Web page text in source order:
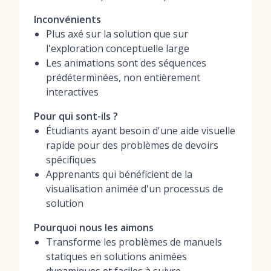
Inconvénients
Plus axé sur la solution que sur
l'exploration conceptuelle large
Les animations sont des séquences
prédéterminées, non entièrement
interactives
Pour qui sont-ils ?
Étudiants ayant besoin d'une aide visuelle
rapide pour des problèmes de devoirs
spécifiques
Apprenants qui bénéficient de la
visualisation animée d'un processus de
solution
Pourquoi nous les aimons
Transforme les problèmes de manuels
statiques en solutions animées